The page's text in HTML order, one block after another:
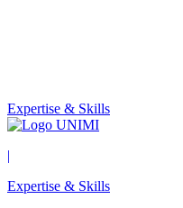
Expertise & Skills
|
Expertise & Skills